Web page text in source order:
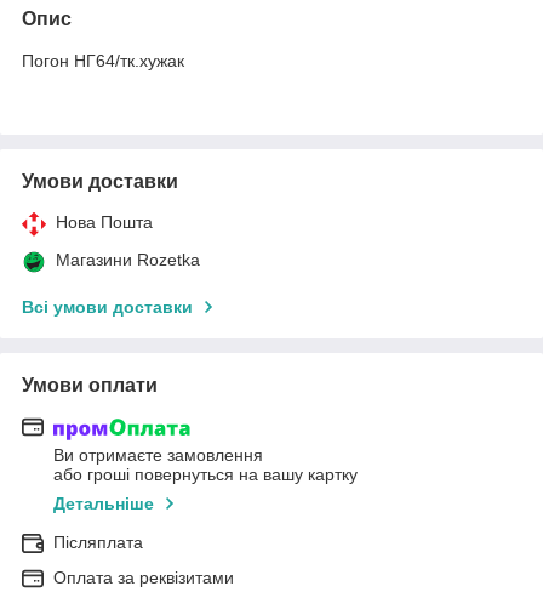
Опис
Погон НГ64/тк.хужак
Умови доставки
Нова Пошта
Магазини Rozetka
Всі умови доставки
Умови оплати
Ви отримаєте замовлення
або гроші повернуться на вашу картку
Детальніше
Післяплата
Оплата за реквізитами